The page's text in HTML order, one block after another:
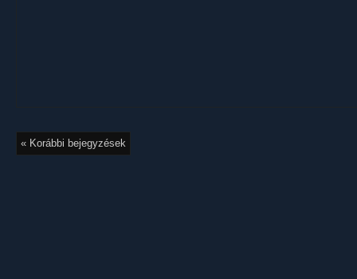
« Korábbi bejegyzések